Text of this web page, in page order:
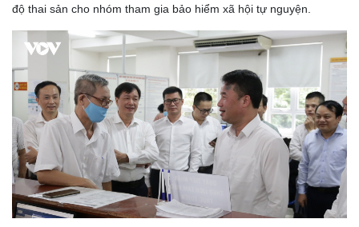
độ thai sản cho nhóm tham gia bảo hiểm xã hội tự nguyện.